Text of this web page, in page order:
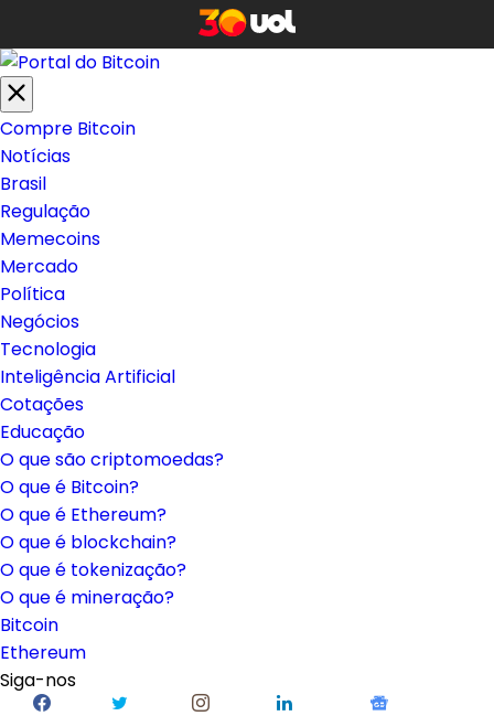
Compre Bitcoin
Notícias
Brasil
Regulação
Memecoins
Mercado
Política
Negócios
Tecnologia
Inteligência Artificial
Cotações
Educação
O que são criptomoedas?
O que é Bitcoin?
O que é Ethereum?
O que é blockchain?
O que é tokenização?
O que é mineração?
Bitcoin
Ethereum
Siga-nos